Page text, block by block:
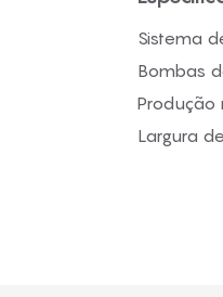
Sistema
Bombas
Largura